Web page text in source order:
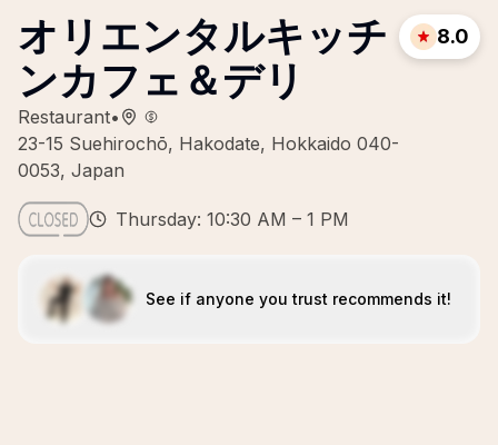
オリエンタルキッチ
ンカフェ＆デリ
Restaurant•
23-15 Suehirochō, Hakodate, Hokkaido 040-
0053, Japan
8.0
Thursday: 10:30 AM – 1 PM
See if anyone you trust recommends it!